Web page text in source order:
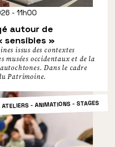
autour de
sensibles »
- 11h00
issus des contextes
musées occidentaux et de la
Dans le cadre
Patrimoine.
ATELIERS - ANIMATIONS - STAGES